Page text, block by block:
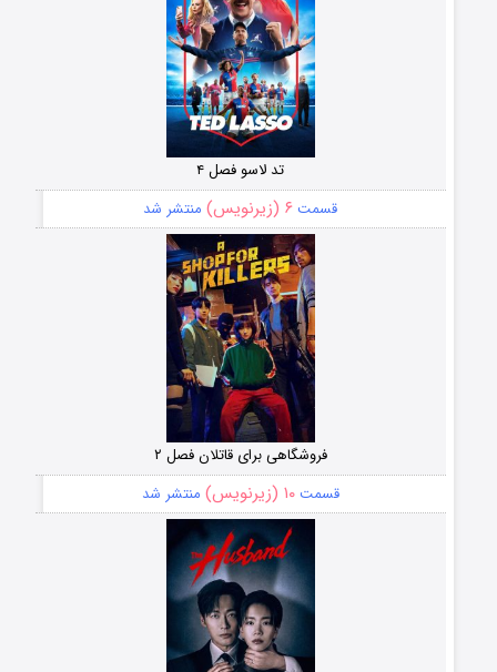
تد لاسو فصل ۴
قسمت ۶ (زیرنویس) منتشر شد
فروشگاهی برای قاتلان فصل ۲
قسمت۱۰ (زیرنویس) منتشر شد